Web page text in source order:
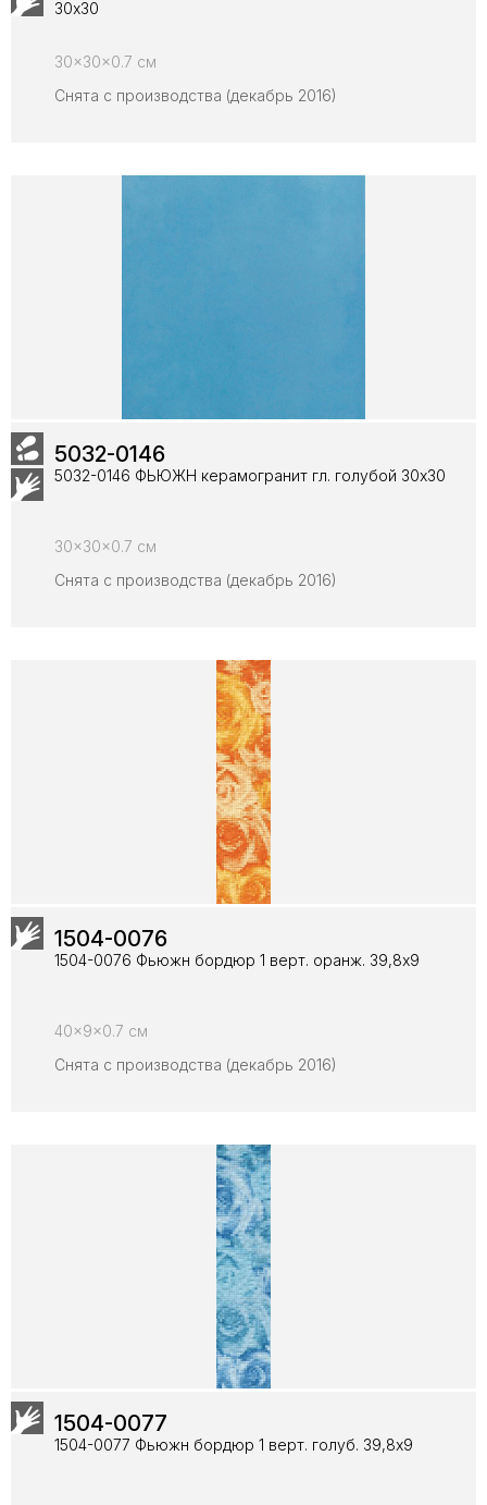
30х30
30x30x0.7 см
Снята с производства (декабрь 2016)
5032-0146
5032-0146 ФЬЮЖН керамогранит гл. голубой 30х30
30x30x0.7 см
Снята с производства (декабрь 2016)
1504-0076
1504-0076 Фьюжн бордюр 1 верт. оранж. 39,8х9
40x9x0.7 см
Снята с производства (декабрь 2016)
1504-0077
1504-0077 Фьюжн бордюр 1 верт. голуб. 39,8х9